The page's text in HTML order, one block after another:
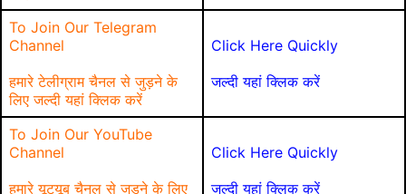
To Join Our Telegram
Channel
हमारे टेलीग्राम चैनल से जुड़ने के
लिए जल्दी यहां क्लिक करें
Click Here Quickly
जल्दी यहां क्लिक करें
To Join Our YouTube
Channel
हमारे यूट्यूब चैनल से जुड़ने के लिए
Click Here Quickly
जल्दी यहां क्लिक करें